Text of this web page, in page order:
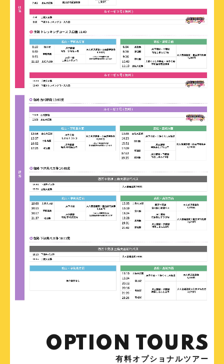
OPTION TOURS
有料オプショナルツアー